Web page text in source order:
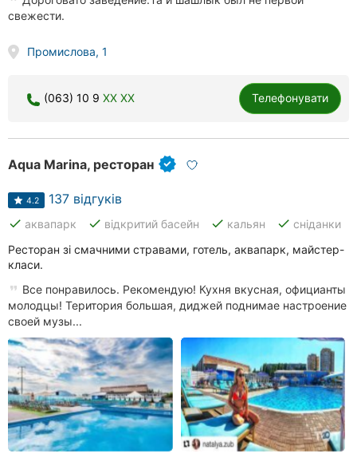
свежести.
Промислова, 1
(063) 10 9 XX XX Телефонувати
Aqua Marina, ресторан
4.2 137 відгуків
done аквапарк done відкритий басейн done кальян done сніданки
Ресторан зі смачними стравами, готель, аквапарк, майстер-
класи.
Все понравилось. Рекомендую! Кухня вкусная, официанты
молодцы! Територия большая, диджей поднимае настроение
своей музы...